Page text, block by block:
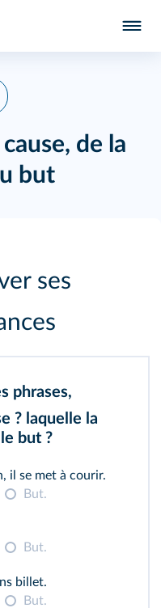
de la
but
ses
phrases,
? laquelle la
but ?
il se met à courir.
But.
But.
billet.
But.